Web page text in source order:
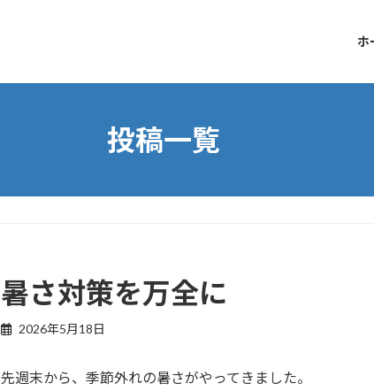
ホ
投稿一覧
暑さ対策を万全に
2026年5月18日
先週末から、季節外れの暑さがやってきました。